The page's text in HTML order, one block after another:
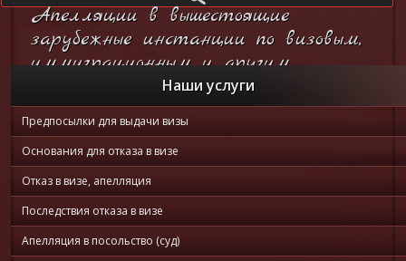
Апелляции в вышестоящие
зарубежные инстанции по визовым,
иммиграционным и другим
Он-лайн
консультация
Наши услуги
Предпосылки для выдачи визы
Основания для отказа в визе
Отказ в визе, апелляция
Последствия отказа в визе
Апелляция в посольство (суд)